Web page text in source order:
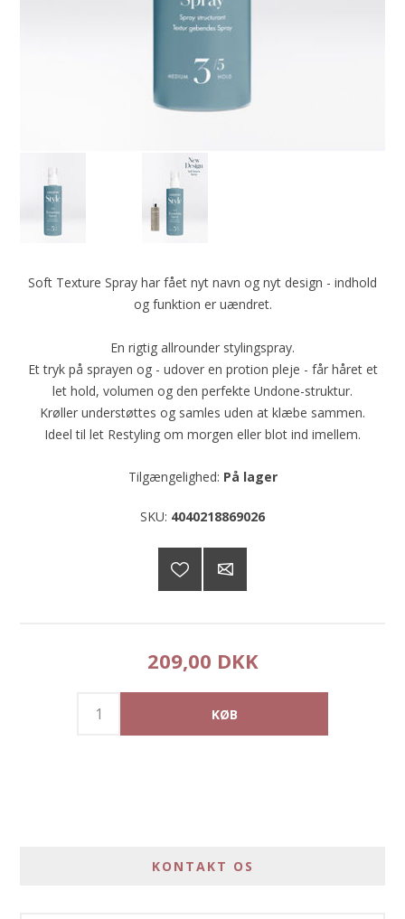
Soft Texture Spray har fået nyt navn og nyt design - indhold
og funktion er uændret.
En rigtig allrounder stylingspray.
Et tryk på sprayen og - udover en protion pleje - får håret et
let hold, volumen og den perfekte Undone-struktur.
Krøller understøttes og samles uden at klæbe sammen.
Ideel til let Restyling om morgen eller blot ind imellem.
Tilgængelighed: På lager
SKU: 4040218869026
209,00 DKK
KONTAKT OS